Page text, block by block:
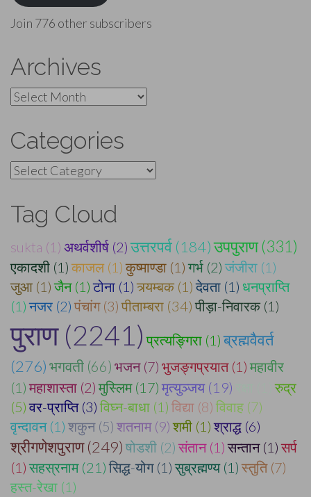
Join 776 other subscribers
Archives
Archives
Categories
Categories
Tag Cloud
sukta (1) अथर्वशीर्ष (2) उत्तरपर्व (184)उपपुराण (331)
एकादशी (1) काजल (1) कुष्माण्डा (1) गर्भ (2) जंजीरा (1)
जुआ (1) जैन (1) टोना (1) त्र्यम्बक (1) देवता (1) धनप्राप्ति
(1) नजर (2) पंचांग (3) पीताम्बरा (34) पीड़ा-निवारक (1)
पुराण (2241) प्रत्यङ्गिरा (1) ब्रह्मवैवर्त
(276) भगवती (66) भजन (7) भुजङ्गप्रयात (1) महावीर
(1) महाशास्ता (2) मुस्लिम (17) मृत्युञ्जय (19)
रुद्र
(5) वर-प्राप्ति (3) विघ्न-बाधा (1) विद्या (8) विवाह (7)
वृन्दावन (1) शकुन (5) शतनाम (9) शमी (1) श्राद्ध (6)
श्रीगणेशपुराण (249) षोडशी (2) संतान (1) सन्तान (1) सर्प
(1) सहस्रनाम (21) सिद्ध-योग (1) सुब्रह्मण्य (1) स्तुति (7)
हस्त-रेखा (1)